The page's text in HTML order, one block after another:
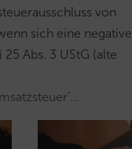
von
sich eine negative
Abs. 3 UStG (alte